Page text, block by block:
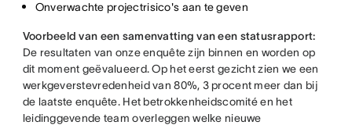
Onverwachte projectrisico's aan te geven
Voorbeeld van een samenvatting van een statusrapport:
De resultaten van onze enquête zijn binnen en worden op
dit moment geëvalueerd. Op het eerst gezicht zien we een
werkgeverstevredenheid van 80%, 3 procent meer dan bij
de laatste enquête. Het betrokkenheidscomité en het
leidinggevende team overleggen welke nieuwe